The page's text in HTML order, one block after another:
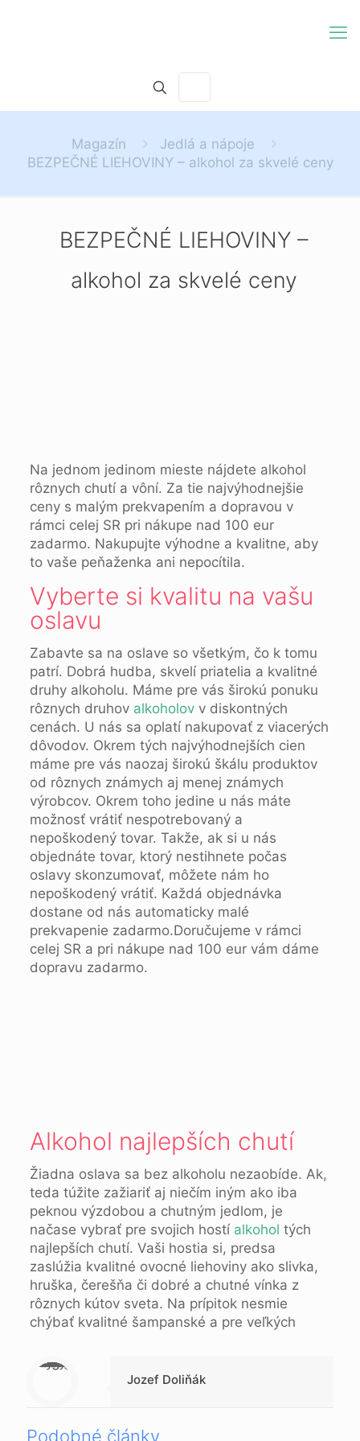
Magazín
Jedlá a nápoje
BEZPEČNÉ LIEHOVINY – alkohol za skvelé ceny
BEZPEČNÉ LIEHOVINY –
alkohol za skvelé ceny
Na jednom jedinom mieste nájdete alkohol
rôznych chutí a vôní. Za tie najvýhodnejšie
ceny s malým prekvapením a dopravou v
rámci celej SR pri nákupe nad 100 eur
zadarmo. Nakupujte výhodne a kvalitne, aby
to vaše peňaženka ani nepocítila.
Vyberte si kvalitu na vašu
oslavu
Zabavte sa na oslave so všetkým, čo k tomu
patrí. Dobrá hudba, skvelí priatelia a kvalitné
druhy alkoholu. Máme pre vás širokú ponuku
rôznych druhov alkoholovv diskontných
cenách. U nás sa oplatí nakupovať z viacerých
dôvodov. Okrem tých najvýhodnejších cien
máme pre vás naozaj širokú škálu produktov
od rôznych známych aj menej známych
výrobcov. Okrem toho jedine u nás máte
možnosť vrátiť nespotrebovaný a
nepoškodený tovar. Takže, ak si u nás
objednáte tovar, ktorý nestihnete počas
oslavy skonzumovať, môžete nám ho
nepoškodený vrátiť. Každá objednávka
dostane od nás automaticky malé
prekvapenie zadarmo.Doručujeme v rámci
celej SR a pri nákupe nad 100 eur vám dáme
dopravu zadarmo.
Alkohol najlepších chutí
Žiadna oslava sa bez alkoholu nezaobíde. Ak,
teda túžite zažiariť aj niečím iným ako iba
peknou výzdobou a chutným jedlom, je
načase vybrať pre svojich hostí alkohol tých
najlepších chutí. Vaši hostia si, predsa
zaslúžia kvalitné ovocné liehoviny ako slivka,
hruška, čerešňa či dobré a chutné vínka z
rôznych kútov sveta. Na prípitok nesmie
chýbať kvalitné šampanské a pre veľkých
Warning
: Trying to access array offset on null in
/data/1/d/1da9a732-fb3a-4804-a40f-d46885ca54ae/lajk.online/web/wp-content/themes/betheme-child/includes/content-single.php
on line
286
Jozef Doliňák
Podobné články